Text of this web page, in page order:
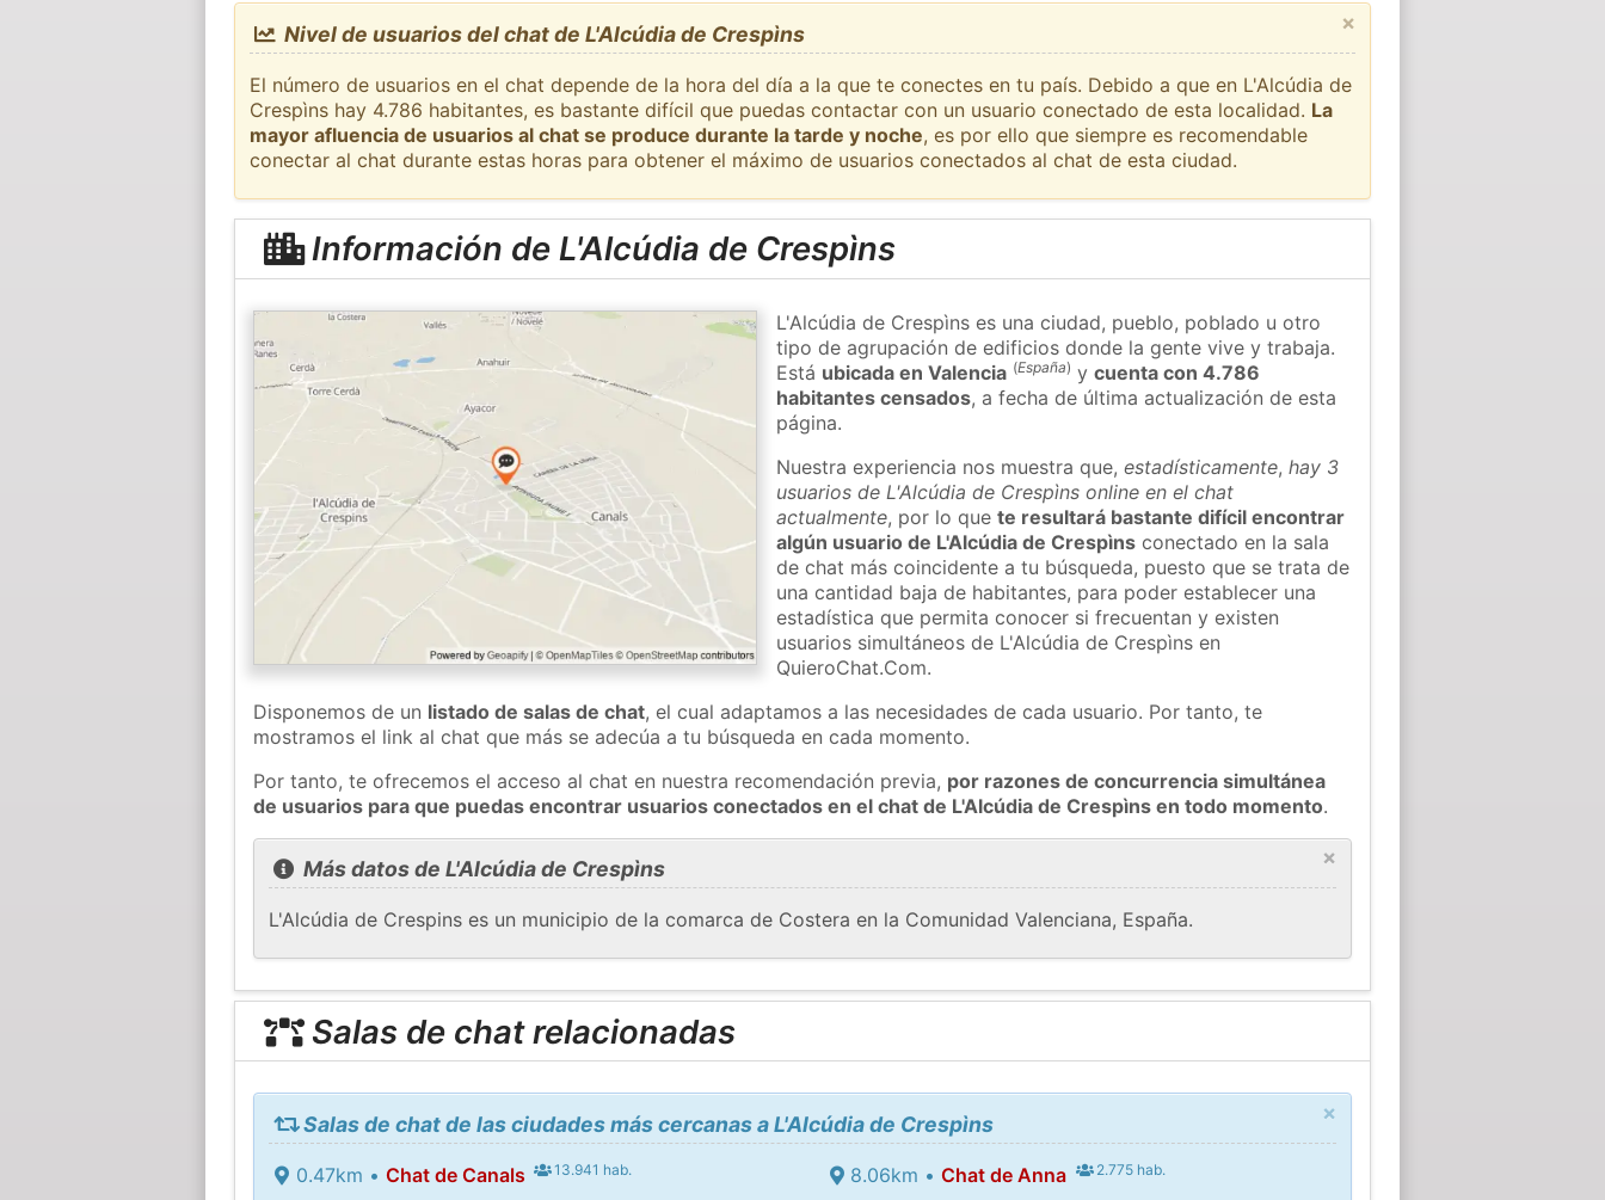
×
Nivel de usuarios del chat de L'Alcúdia de Crespìns
El número de usuarios en el chat depende de la hora del día a la que te conectes en tu país. Debido a que en L'Alcúdia de
Crespìns hay 4.786 habitantes, es bastante difícil que puedas contactar con un usuario conectado de esta localidad. La
mayor afluencia de usuarios al chat se produce durante la tarde y noche, es por ello que siempre es recomendable
conectar al chat durante estas horas para obtener el máximo de usuarios conectados al chat de esta ciudad.
Información de L'Alcúdia de Crespìns
L'Alcúdia de Crespìns es una ciudad, pueblo, poblado u otro
tipo de agrupación de edificios donde la gente vive y trabaja.
Está ubicada en Valencia (España) ycuenta con 4.786
habitantes censados, a fecha de última actualización de esta
página.
Nuestra experiencia nos muestra que,estadísticamente,hay 3
usuarios de L'Alcúdia de Crespìns online en el chat
actualmente, por lo quete resultará bastante difícil encontrar
algún usuario de L'Alcúdia de Crespìns conectado en la sala
de chat más coincidente a tu búsqueda, puesto que se trata de
una cantidad baja de habitantes, para poder establecer una
estadística que permita conocer si frecuentan y existen
usuarios simultáneos de L'Alcúdia de Crespìns en
QuieroChat.Com.
Disponemos de un listado de salas de chat, el cual adaptamos a las necesidades de cada usuario. Por tanto, te
mostramos el link al chat que más se adecúa a tu búsqueda en cada momento.
Por tanto, te ofrecemos el acceso al chat en nuestra recomendación previa, por razones de concurrencia simultánea
de usuarios para que puedas encontrar usuarios conectados en el chat de L'Alcúdia de Crespìns en todo momento.
×
Más datos de L'Alcúdia de Crespìns
L'Alcúdia de Crespins es un municipio de la comarca de Costera en la Comunidad Valenciana, España.
Salas de chat relacionadas
×
Salas de chat de las ciudades más cercanas a L'Alcúdia de Crespìns
0.47km • Chat de Canals 13.941 hab. 8.06km •Chat de Anna 2.775 hab.